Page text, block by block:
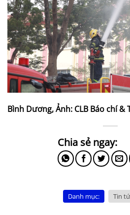
Bình Dương, Ảnh: CLB Báo chí &
Danh mục: Tin